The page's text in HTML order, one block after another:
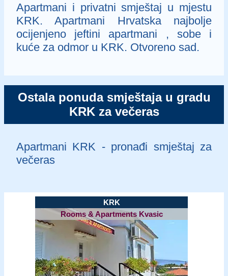
Apartmani i privatni smještaj u mjestu
KRK. Apartmani Hrvatska najbolje
ocijenjeno jeftini apartmani , sobe i
kuće za odmor u KRK. Otvoreno sad.
Ostala ponuda smještaja u gradu
KRK za večeras
Apartmani KRK - pronađi smještaj za
večeras
KRK
Rooms & Apartments Kvasic